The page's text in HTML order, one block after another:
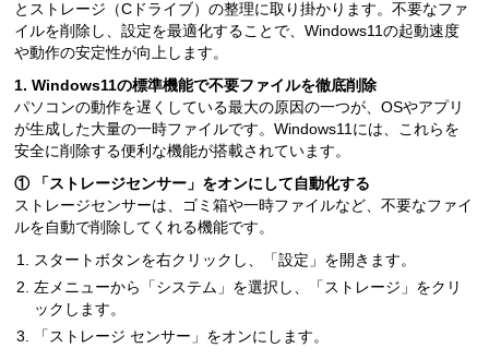
とストレージ（Cドライブ）の整理に取り掛かります。不要なファ
イルを削除し、設定を最適化することで、Windows11の起動速度
や動作の安定性が向上します。
1. Windows11の標準機能で不要ファイルを徹底削除
パソコンの動作を遅くしている最大の原因の一つが、OSやアプリ
が生成した大量の一時ファイルです。Windows11には、これらを
安全に削除する便利な機能が搭載されています。
① 「ストレージセンサー」をオンにして自動化する
ストレージセンサーは、ゴミ箱や一時ファイルなど、不要なファイ
ルを自動で削除してくれる機能です。
スタートボタンを右クリックし、「設定」を開きます。
左メニューから「システム」を選択し、「ストレージ」をクリ
ックします。
「ストレージ センサー」をオンにします。